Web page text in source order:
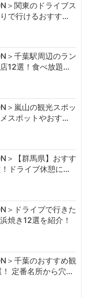
＞関東のドライブス
で行けるおすす…
＞千葉駅周辺のラン
12選！食べ放題…
＞嵐山の観光スポッ
スポットやおす…
＞【群馬県】おすす
ドライブ休憩に…
＞ドライブで行きた
焼き12選を紹介！
＞千葉のおすすめ観
定番名所から穴…